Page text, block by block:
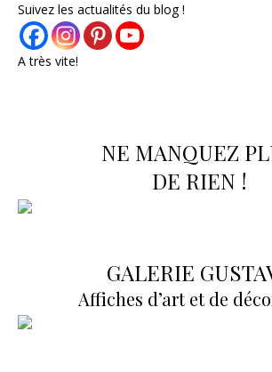
Suivez les actualités du blog !
A très vite!
NE MANQUEZ
DE RIEN !
GALERIE
Affiches d’art et de